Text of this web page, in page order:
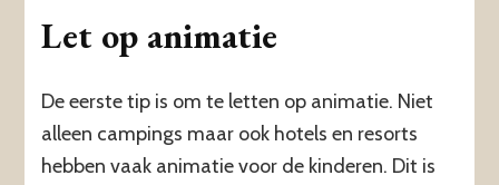
Let op animatie
De eerste tip is om te letten op animatie. Niet
alleen campings maar ook hotels en resorts
hebben vaak animatie voor de kinderen. Dit is